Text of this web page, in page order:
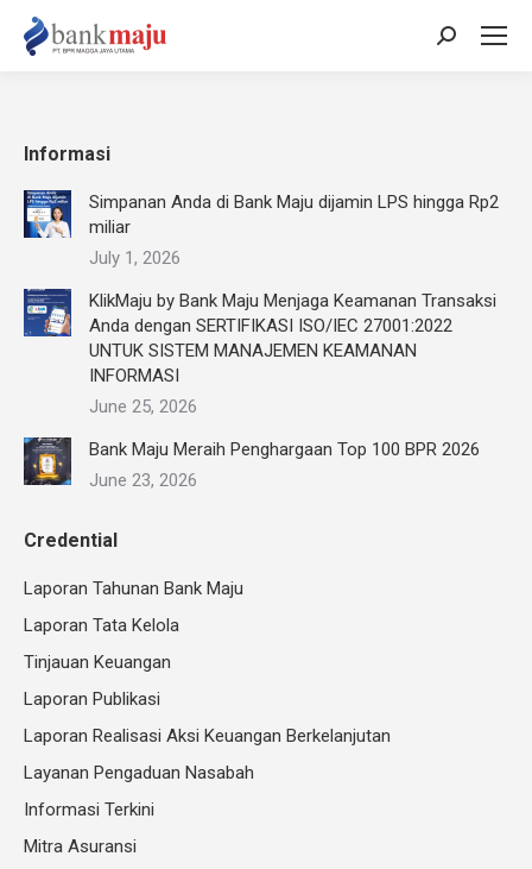
Search:
Informasi
Simpanan Anda di Bank Maju dijamin LPS hingga Rp2
miliar
July 1, 2026
KlikMaju by Bank Maju Menjaga Keamanan Transaksi
Anda dengan SERTIFIKASI ISO/IEC 27001:2022
UNTUK SISTEM MANAJEMEN KEAMANAN
INFORMASI
June 25, 2026
Bank Maju Meraih Penghargaan Top 100 BPR 2026
June 23, 2026
Credential
Laporan Tahunan Bank Maju
Laporan Tata Kelola
Tinjauan Keuangan
Laporan Publikasi
Laporan Realisasi Aksi Keuangan Berkelanjutan
Layanan Pengaduan Nasabah
Informasi Terkini
Mitra Asuransi